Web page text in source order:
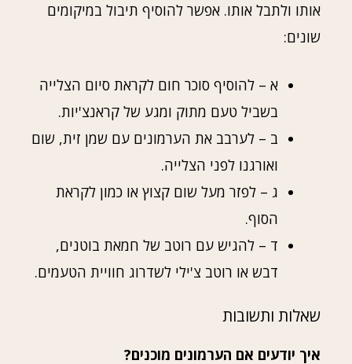
אותו ולתבל אותו. אפשר להוסיף תיבול במיקומים
שונים:
א – להוסיף סוכר חום לקראת סיום הצלייה
בשביל טעם מתוק ומגע של קראנצ'יות.
ב – לערבב את הערמונים עם שמן זית, שום
ואורגנו לפני הצלייה.
ג – לפזר מעל שום קצוץ או כמון לקראת
הסוף.
ד – להגיש עם רוטב של חמאת בוטנים,
דבש או רוטב צ'ילי לשדרוג חוויית הטעמים.
שאלות ותשובות
איך יודעים אם הערמונים מוכנים?